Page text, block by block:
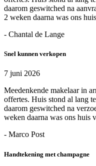
daarom geswitched na
2 weken daarna was ons
- Chantal de Lange
Snel kunnen verkopen
7 juni 2026
Meedenkende makelaar in
offertes. Huis stond al lang
daarom geswitched na
weken daarna was ons huis
- Marco Post
Handtekening met champagne